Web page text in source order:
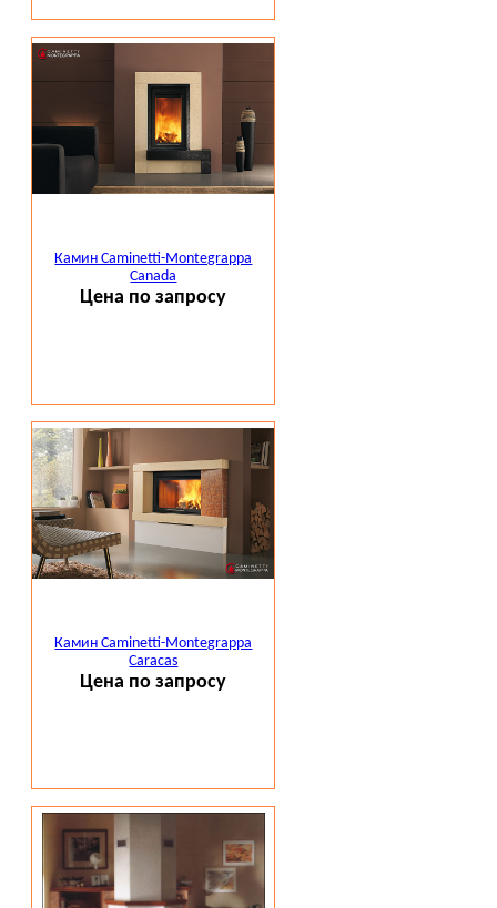
Камин Caminetti-Montegrappa
Canada
Цена по запросу
Камин Caminetti-Montegrappa
Caracas
Цена по запросу